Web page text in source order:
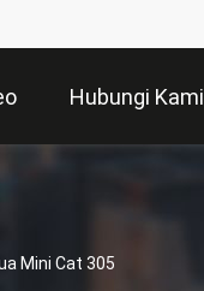
Hubungi Kami
Mini Cat 305